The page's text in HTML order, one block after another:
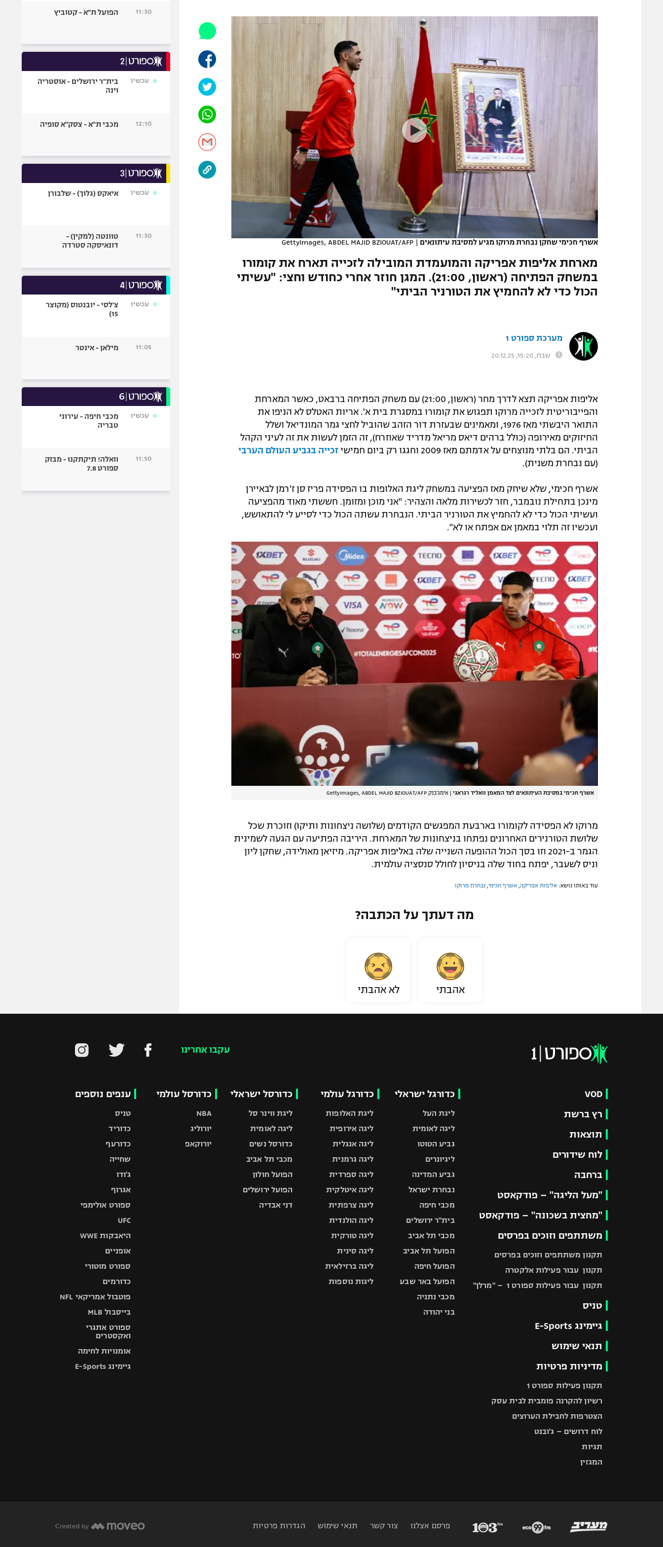
תקנון משתתפים וזוכים בפרסים
רשיון להקרנה פומבית לבית עסק
הצטרפות לחבילת הערוצים
לוח דרושים – ג'ובנט
תגיות
המגזין
הפועל תל אביב
הפועל חיפה
הפועל באר שבע
מכבי נתניה
בני יהודה
ליגה סינית
ליגות נוספות
אופניים
כדורמים
פוטבול אמריקאי NFL
בייסבול MLB
ספורט אתגרי
אשרף חכימי שחקן נבחרת מרוקו מגיע למסיבת עיתונאים |
GettyImages, ABDEL MAJID BZIOUAT/AFP
מארחת אליפות אפריקה והמועמדת המובילה לזכייה תארח את קומורו
במשחק הפתיחה (ראשון, 21:00). המגן חוזר אחרי כחודש וחצי: "עשיתי
הכול כדי לא להחמיץ את הטורניר הביתי"
מערכת ספורט 1
שבת, 15:20, 20.12.25
אליפות אפריקה תצא לדרך מחר (ראשון, 21:00) עם משחק הפתיחה ברבאט, כאשר המארחת
והפייבוריטית לזכייה מרוקו תפגוש את קומורו במסגרת בית א'. אריות האטלס לא הניפו את
התואר היבשתי מאז 1976, ומאמינים שבעזרת דור הזהב שהוביל לחצי גמר המונדיאל ושלל
החיזוקים מאירופה (כולל ברהים דיאס מריאל מדריד שאוזרח), זה הזמן לעשות את זה לעיני הקהל
הביתי. הם בלתי מנוצחים על אדמתם מאז 2009 וחגגו רק ביום חמישי
זכייה בגביע העולם הערבי
(עם נבחרת משנית).
אשרף חכימי, שלא שיחק מאז הפציעה במשחק ליגת האלופות בו הפסידה פריז סן ז'רמן לבאיירן
מינכן בתחילת נובמבר, חזר לכשירות מלאה והצהיר: "אני מוכן ומזומן. חששתי מאוד מהפציעה
ועשיתי הכול כדי לא להחמיץ את הטורניר הביתי. הנבחרת עשתה הכול כדי לסייע לי להתאושש,
ועכשיו זה תלוי במאמן אם אפתח או לא".
אשרף חכימי במסיבת העיתונאים לצד המאמן וואליד רגראגי | אימג'בנק GettyImages, ABDEL MAJID BZIOUAT/AFP
מרוקו לא הפסידה לקומורו בארבעת המפגשים הקודמים (שלושה ניצחונות ותיקו) וזוכרת שכל
שלושת הטורנירים האחרונים נפתחו בניצחונות של המארחת. היריבה הפתיעה עם הגעה לשמינית
הגמר ב-2021 וזו בסך הכול ההופעה השנייה שלה באליפות אפריקה. מיזיאן מאולידה, שחקן ליון
וניס לשעבר, יפתח בחוד שלה בניסיון לחולל סנסציה עולמית.
עוד באותו נושא: אליפות אפריקה אשרף חכימי נבחרת מרוקו
מה דעתך על הכתבה?
אהבתי לא אהבתי
11:30 הפועל ת"א - קטוביץ
עכשיו
בית"ר ירושלים - אוסטריה
וינה
12:10 מכבי ת"א - צסק"א סופיה
עכשיו איאקס (גלוך) - שלבורן
11:30
טוונטה (למקין) -
דונאיסקה סטרדה
עכשיו
צ'לסי - יובנטוס (מקוצר
15)
11:05 מילאן - אינטר
עכשיו
מכבי חיפה - עירוני
טבריה
11:50
וואלה! תיקתקנו - מבזק
ספורט 7.8
עקבו אחרינו
VOD
רץ ברשת
תוצאות
לוח שידורים
ברחבה
"מעל הליגה" – פודקאסט
"מחצית בשכונה" – פודקאסט
משתתפים וזוכים בפרסים
תקנון משתתפים וזוכים בפרסים
תקנון עבור פעילות אלקטרה
תקנון עבור פעילות ספורט 1 – "מרלן"
טניס
גיימינג E-Sports
תנאי שימוש
מדיניות פרטיות
תקנון פעילות ספורט 1
רשיון להקרנה פומבית לבית עסק
הצטרפות לחבילת הערוצים
לוח דרושים – ג'ובנט
תגיות
המגזין
כדורגל ישראלי
ליגת העל
ליגה לאומית
גביע הטוטו
ליגיונרים
גביע המדינה
נבחרת ישראל
מכבי חיפה
בית"ר ירושלים
מכבי תל אביב
הפועל תל אביב
הפועל חיפה
הפועל באר שבע
מכבי נתניה
בני יהודה
כדורגל עולמי
ליגת האלופות
ליגה אירופית
ליגה אנגלית
ליגה גרמנית
ליגה ספרדית
ליגה איטלקית
ליגה צרפתית
ליגה הולנדית
ליגה טורקית
ליגה סינית
ליגה ברזילאית
ליגות נוספות
כדורסל ישראלי
ליגת ווינר סל
ליגה לאומית
כדורסל נשים
מכבי תל אביב
הפועל חולון
הפועל ירושלים
דני אבדיה
כדורסל עולמי
NBA
יורוליג
יורוקאפ
ענפים נוספים
טניס
כדוריד
כדורעף
שחייה
ג'ודו
אגרוף
ספורט אולימפי
UFC
היאבקות WWE
אופניים
ספורט מוטורי
כדורמים
פוטבול אמריקאי NFL
בייסבול MLB
ספורט אתגרי
ואקסטרים
אומנויות לחימה
גיימינג E-Sports
פרסם אצלנו צור קשר תנאי שימוש הגדרות פרטיות